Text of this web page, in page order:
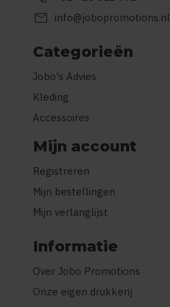
mail info@jobopromotions.nl
Categorieën
Jobo's Advies
Kleding
Accessoires
Mijn account
Registreren
Mijn bestellingen
Mijn verlanglijst
Informatie
Over Jobo Promotions
Onze eigen drukkerij